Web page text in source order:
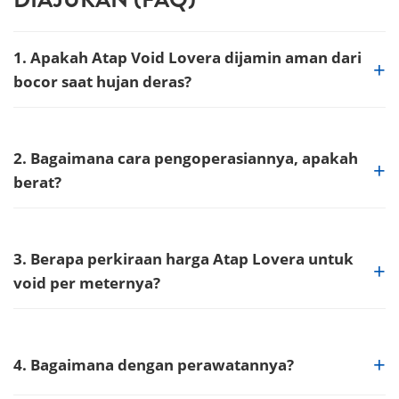
1. Apakah Atap Void Lovera dijamin aman dari
bocor saat hujan deras?
2. Bagaimana cara pengoperasiannya, apakah
berat?
3. Berapa perkiraan harga Atap Lovera untuk
void per meternya?
4. Bagaimana dengan perawatannya?